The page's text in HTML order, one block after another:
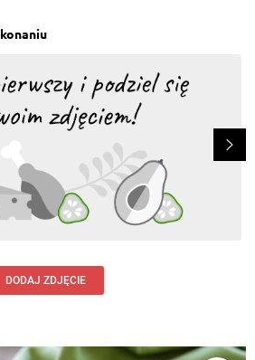
słonymi krakersami, bo taka
mi smakuje.
a proste i bez pieczenia. Często
w domu lubią.
Odpowiedz
Polecam!!
DODAJ ZDJĘCIE